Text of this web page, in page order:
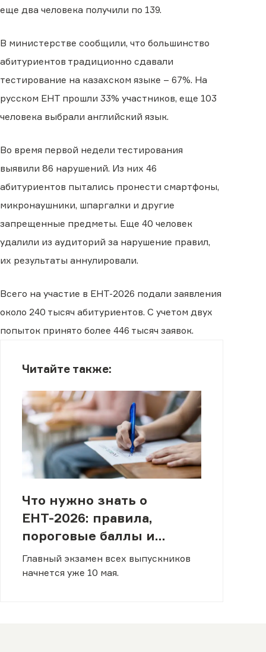
еще два человека получили по 139.
В министерстве сообщили, что большинство
абитуриентов традиционно сдавали
тестирование на казахском языке – 67%. На
русском ЕНТ прошли 33% участников, еще 103
человека выбрали английский язык.
Во время первой недели тестирования
выявили 86 нарушений. Из них 46
абитуриентов пытались пронести смартфоны,
микронаушники, шпаргалки и другие
запрещенные предметы. Еще 40 человек
удалили из аудиторий за нарушение правил,
их результаты аннулировали.
Всего на участие в ЕНТ-2026 подали заявления
около 240 тысяч абитуриентов. С учетом двух
попыток принято более 446 тысяч заявок.
Читайте также:
Что нужно знать о
ЕНТ-2026: правила,
пороговые баллы и
формат
Главный экзамен всех выпускников
начнется уже 10 мая.